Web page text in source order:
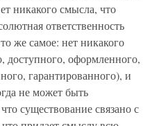
никакого смысла, что
ответственность
то же самое: нет никакого
доступного, оформленного,
гарантированного), и
не может быть
существование связано с